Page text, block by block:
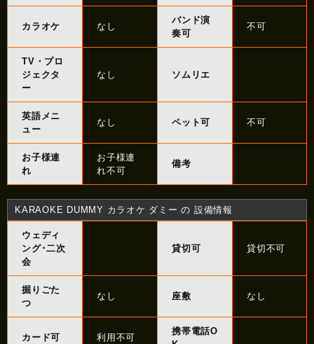
カラオケ なし
バンド演
奏可
不可
TV・プロ
ジェクタ
ー
なし ソムリエ
英語メニ
ュー
なし ペット可 不可
お子様連
れ
お子様連
れ不可
備考
KARAOKE DUMMY カラオケ ダミー の 設備情報
ウェディ
ング･二次
会
貸切可 貸切不可
掘りごた
つ
なし 座敷 なし
カード可 利用不可
携帯電話O